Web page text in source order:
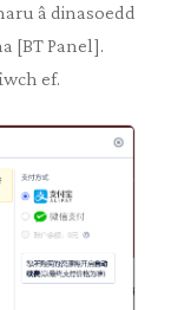
â dinasoedd
[BT Panel].
ef.